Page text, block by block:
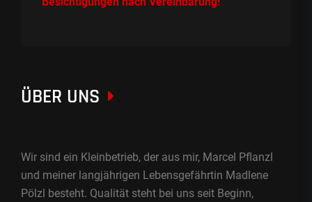
ÜBER UNS
Wir sind ein Kleinbetrieb, der aus mir, Marcel Pflanzl
und meiner langjährigen Lebensgefährtin Madlene
Pölzl besteht. Qualität steht bei uns seit Beginn,